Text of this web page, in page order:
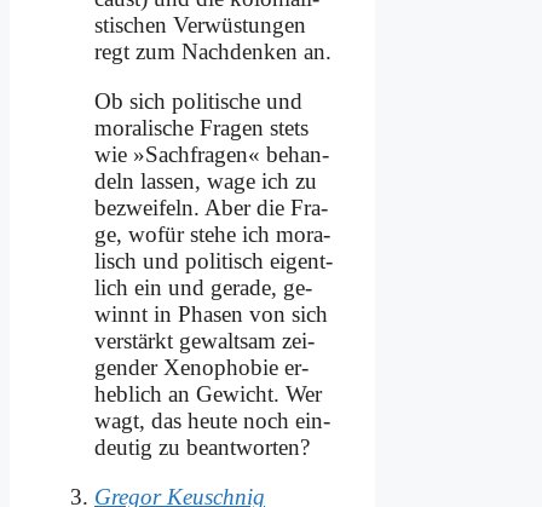
sti­schen Ver­wü­stun­gen
regt zum Nach­den­ken an.
Ob sich po­li­ti­sche und
mo­ra­li­sche Fra­gen stets
wie »Sach­fra­gen« be­han­
deln las­sen, wa­ge ich zu
be­zwei­feln. Aber die Fra­
ge, wo­für ste­he ich mo­ra­
lisch und po­li­tisch ei­gent­
lich ein und ge­ra­de, ge­
winnt in Pha­sen von sich
ver­stärkt ge­walt­sam zei­
gen­der Xe­no­pho­bie er­
heb­lich an Ge­wicht. Wer
wagt, das heu­te noch ein­
deu­tig zu be­ant­wor­ten?
Gregor Keuschnig